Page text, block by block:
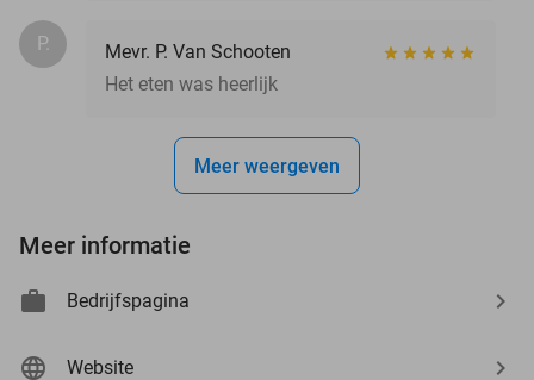
P.
Mevr. P. Van Schooten
Het eten was heerlijk
Meer weergeven
Meer informatie
Bedrijfspagina
Website